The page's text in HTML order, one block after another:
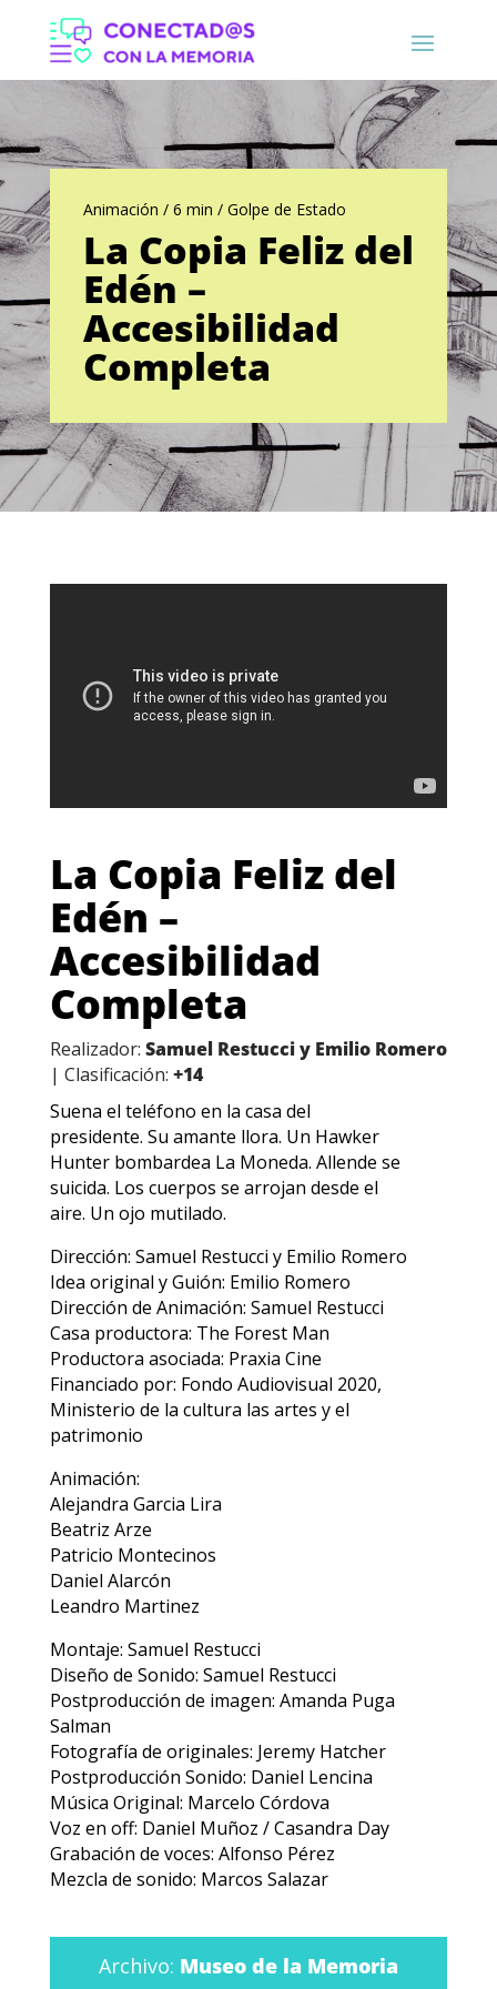
Animación / 6 min / Golpe de Estado
La Copia Feliz del
Edén –
Accesibilidad
Completa
La Copia Feliz del
Edén –
Accesibilidad
Completa
Realizador: Samuel Restucci y Emilio Romero
| Clasificación: +14
Suena el teléfono en la casa del
presidente. Su amante llora. Un Hawker
Hunter bombardea La Moneda. Allende se
suicida. Los cuerpos se arrojan desde el
aire. Un ojo mutilado.
Dirección: Samuel Restucci y Emilio Romero
Idea original y Guión: Emilio Romero
Dirección de Animación: Samuel Restucci
Casa productora: The Forest Man
Productora asociada: Praxia Cine
Financiado por: Fondo Audiovisual 2020,
Ministerio de la cultura las artes y el
patrimonio
Animación:
Alejandra Garcia Lira
Beatriz Arze
Patricio Montecinos
Daniel Alarcón
Leandro Martinez
Montaje: Samuel Restucci
Diseño de Sonido: Samuel Restucci
Postproducción de imagen: Amanda Puga
Salman
Fotografía de originales: Jeremy Hatcher
Postproducción Sonido: Daniel Lencina
Música Original: Marcelo Córdova
Voz en off: Daniel Muñoz / Casandra Day
Grabación de voces: Alfonso Pérez
Mezcla de sonido: Marcos Salazar
Archivo: Museo de la Memoria